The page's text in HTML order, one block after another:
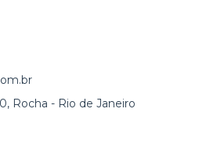
Rocha - Rio de Janeiro